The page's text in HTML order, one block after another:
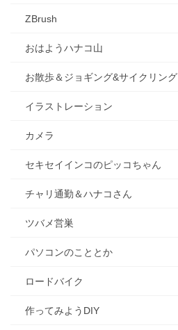
ZBrush
おはようハナコ山
お散歩＆ジョギング&サイクリング
イラストレーション
カメラ
セキセイインコのピッコちゃん
チャリ通勤＆ハナコさん
ツバメ営巣
パソコンのこととか
ロードバイク
作ってみようDIY